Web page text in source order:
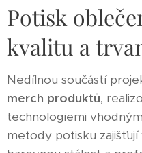
Potisk
kvalitu a
Nedílnou součástí
merch produktů,
technologiemi
metody potisku